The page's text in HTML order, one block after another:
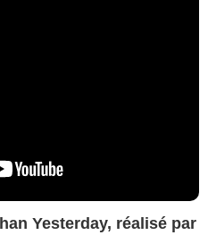
Yesterday, réalisé par